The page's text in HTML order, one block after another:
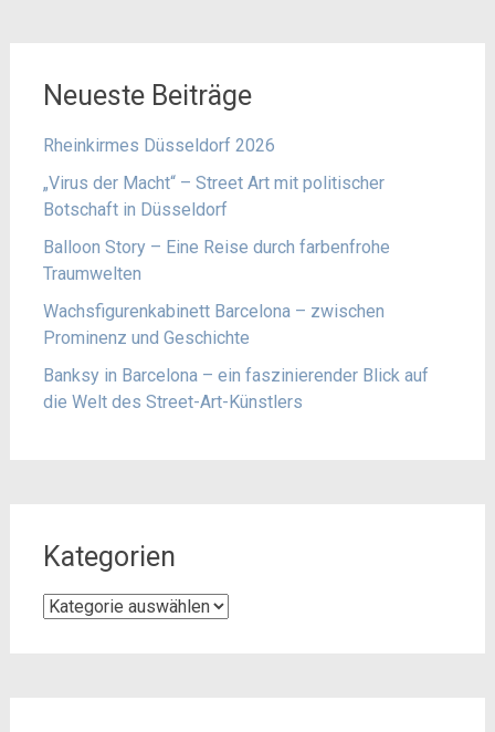
Neueste Beiträge
Rheinkirmes Düsseldorf 2026
„Virus der Macht“ – Street Art mit politischer
Botschaft in Düsseldorf
Balloon Story – Eine Reise durch farbenfrohe
Traumwelten
Wachsfigurenkabinett Barcelona – zwischen
Prominenz und Geschichte
Banksy in Barcelona – ein faszinierender Blick auf
die Welt des Street-Art-Künstlers
Kategorien
Kategorien